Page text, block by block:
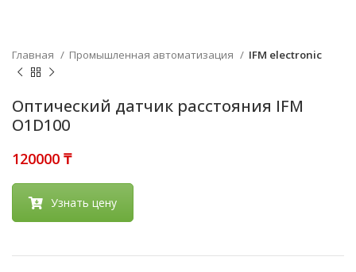
Главная Промышленная автоматизация IFM electronic
Оптический датчик расстояния IFM
O1D100
₸
Узнать цену